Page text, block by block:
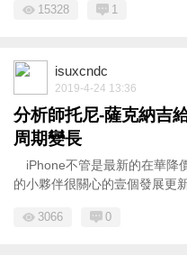
15328 1
isuxcndc
2019-4-24 13:36
分析師托尼-薩克納吉
周期變長
iPhone不管是最新的在華降
的小夥伴很關心的壹個發展更新
3066 0